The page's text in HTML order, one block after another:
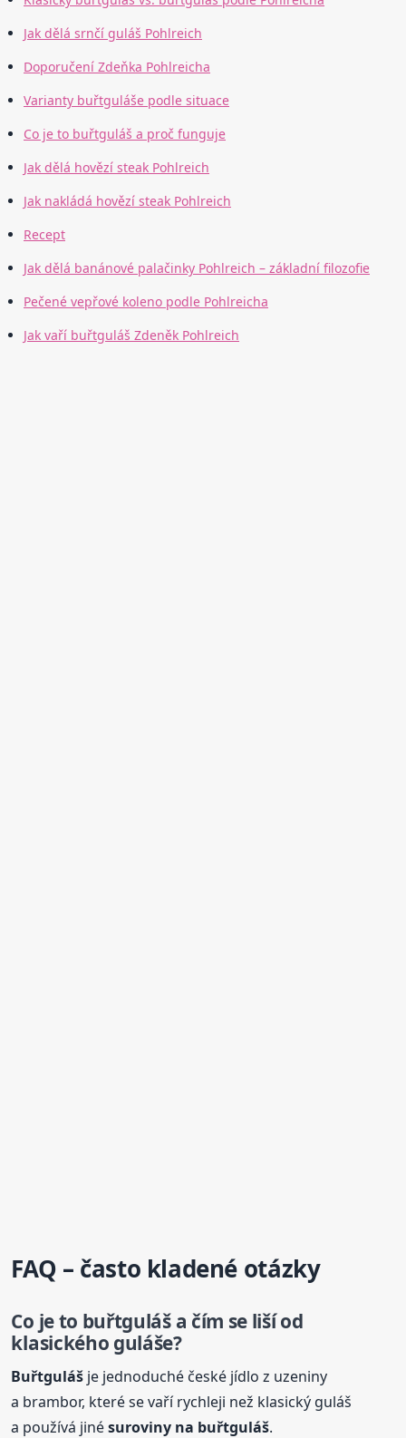
Jak dělá srnčí guláš Pohlreich
Doporučení Zdeňka Pohlreicha
Varianty buřtguláše podle situace
Co je to buřtguláš a proč funguje
Jak dělá hovězí steak Pohlreich
Jak nakládá hovězí steak Pohlreich
Recept
Jak dělá banánové palačinky Pohlreich – základní filozofie
Pečené vepřové koleno podle Pohlreicha
Jak vaří buřtguláš Zdeněk Pohlreich
FAQ – často kladené otázky
Co je to buřtguláša čím se liší od
klasického guláše?
Buřtguláš je jednoduché české jídlo z uzeniny
a brambor, které se vaří rychleji než klasický guláš
a používá jinésuroviny na buřtguláš.